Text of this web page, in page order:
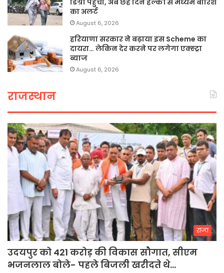
डिग्री पहुंचा, अब छह दिन हल्की से मध्यम बारिश
का अलर्ट
August 6, 2026
हरियाणा सरकार ने बढ़ाया इस Scheme का
दायरा… लेकिन देर करने पर लगेगा एक्स्ट्रा
ब्याज
August 6, 2026
राजस्थान
राज्य
उदयपुर को 421 करोड़ की विकास सौगात, सीएम
भजनलाल बोले- पहले बिजली खरीदते थे…